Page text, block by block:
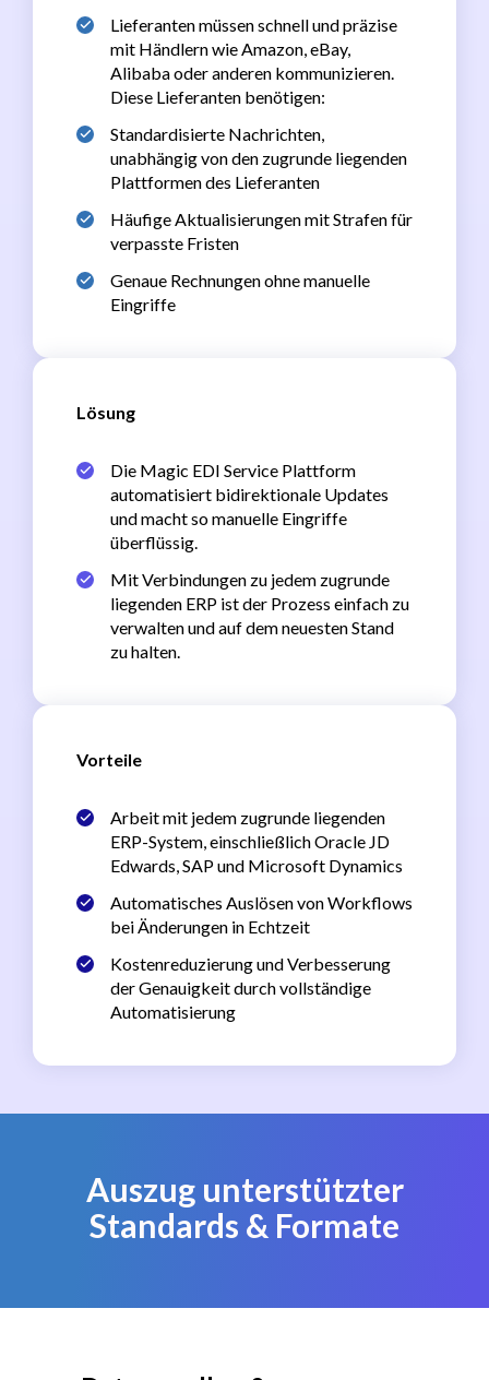
Lieferanten müssen schnell und präzise
mit Händlern wie Amazon, eBay,
Alibaba oder anderen kommunizieren.
Diese Lieferanten benötigen:
Standardisierte Nachrichten,
unabhängig von den zugrunde liegenden
Plattformen des Lieferanten
Häufige Aktualisierungen mit Strafen für
verpasste Fristen
Genaue Rechnungen ohne manuelle
Eingriffe
Lösung
Die Magic EDI Service Plattform
automatisiert bidirektionale Updates
und macht so manuelle Eingriffe
überflüssig.
Mit Verbindungen zu jedem zugrunde
liegenden ERP ist der Prozess einfach zu
verwalten und auf dem neuesten Stand
zu halten.
Vorteile
Arbeit mit jedem zugrunde liegenden
ERP-System, einschließlich Oracle JD
Edwards, SAP und Microsoft Dynamics
Automatisches Auslösen von Workflows
bei Änderungen in Echtzeit
Kostenreduzierung und Verbesserung
der Genauigkeit durch vollständige
Automatisierung
Auszug unterstützter
Standards & Formate